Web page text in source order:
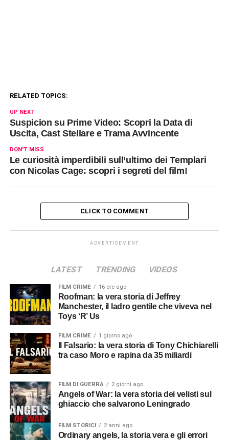
RELATED TOPICS:
UP NEXT
Suspicion su Prime Video: Scopri la Data di
Uscita, Cast Stellare e Trama Avvincente
DON'T MISS
Le curiosità imperdibili sull’ultimo dei Templari
con Nicolas Cage: scopri i segreti del film!
CLICK TO COMMENT
ADVERTISEMENT
LATEST TRENDING VIDEOS
FILM CRIME 16 ore ago
Roofman: la vera storia di Jeffrey
Manchester, il ladro gentile che viveva nel
Toys ‘R’ Us
FILM CRIME 1 giorno ago
tra caso Moro e rapina da 35 miliardi
FILM DI GUERRA 2 giorni ago
Angels of War: la vera storia dei velisti sul
ghiaccio che salvarono Leningrado
FILM STORICI 2 anni ago
Ordinary angels, la storia vera e gli errori